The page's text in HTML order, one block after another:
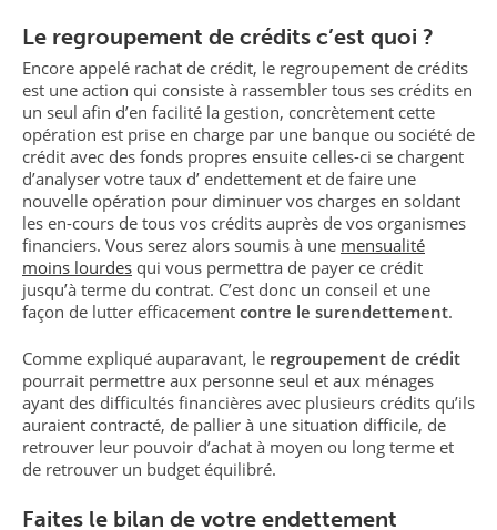
Le regroupement de crédits c’est quoi ?
Encore appelé rachat de crédit, le regroupement de crédits
est une action qui consiste à rassembler tous ses crédits en
un seul afin d’en facilité la gestion, concrètement cette
opération est prise en charge par une banque ou société de
crédit avec des fonds propres ensuite celles-ci se chargent
d’analyser votre taux d’ endettement et de faire une
nouvelle opération pour diminuer vos charges en soldant
les en-cours de tous vos crédits auprès de vos organismes
financiers. Vous serez alors soumis à une mensualité
moins lourdes qui vous permettra de payer ce crédit
jusqu’à terme du contrat. C’est donc un conseil et une
façon de lutter efficacement contre le surendettement.
Comme expliqué auparavant, le regroupement de crédit
pourrait permettre aux personne seul et aux ménages
ayant des difficultés financières avec plusieurs crédits qu’ils
auraient contracté, de pallier à une situation difficile, de
retrouver leur pouvoir d’achat à moyen ou long terme et
de retrouver un budget équilibré.
Faites le bilan de votre endettement